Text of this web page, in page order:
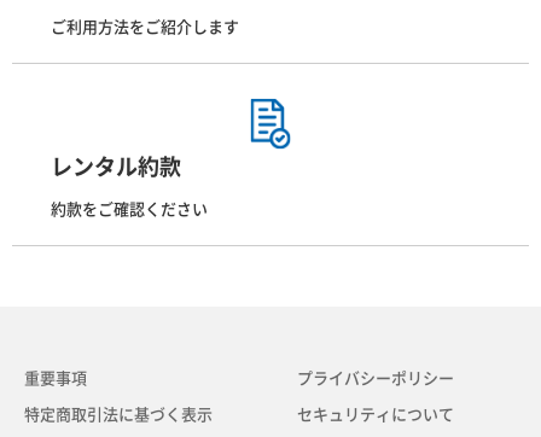
ご利用方法をご紹介します
レンタル約款
約款をご確認ください
重要事項
特定商取引法に基づく表示
プライバシーポリシー
セキュリティについて